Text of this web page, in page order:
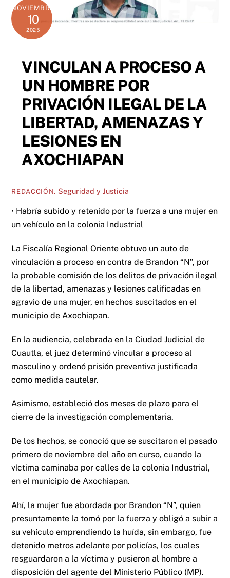
NOVIEMBRE
10
2025
VINCULAN A PROCESO A
UN HOMBRE POR
PRIVACIÓN ILEGAL DE LA
LIBERTAD, AMENAZAS Y
LESIONES EN
AXOCHIAPAN
REDACCIÓN. Seguridad y Justicia
• Habría subido y retenido por la fuerza a una mujer en
un vehículo en la colonia Industrial
La Fiscalía Regional Oriente obtuvo un auto de
vinculación a proceso en contra de Brandon “N”, por
la probable comisión de los delitos de privación ilegal
de la libertad, amenazas y lesiones calificadas en
agravio de una mujer, en hechos suscitados en el
municipio de Axochiapan.
En la audiencia, celebrada en la Ciudad Judicial de
Cuautla, el juez determinó vincular a proceso al
masculino y ordenó prisión preventiva justificada
como medida cautelar.
Asimismo, estableció dos meses de plazo para el
cierre de la investigación complementaria.
De los hechos, se conoció que se suscitaron el pasado
primero de noviembre del año en curso, cuando la
víctima caminaba por calles de la colonia Industrial,
en el municipio de Axochiapan.
Ahí, la mujer fue abordada por Brandon “N”, quien
presuntamente la tomó por la fuerza y obligó a subir a
su vehículo emprendiendo la huída, sin embargo, fue
detenido metros adelante por policías, los cuales
resguardaron a la víctima y pusieron al hombre a
disposición del agente del Ministerio Público (MP).